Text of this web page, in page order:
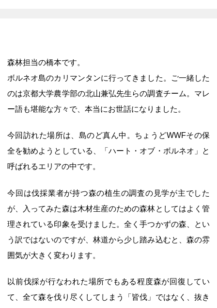
森林担当の橋本です。
ボルネオ島のカリマンタンに行ってきました。ご一緒した
のは京都大学農学部の北山兼弘先生らの調査チーム。マレ
ー語も堪能な方々で、本当にお世話になりました。
今回訪れた場所は、島のど真ん中。ちょうどWWFその保
全を勧めようとしている、「ハート・オブ・ボルネオ」と
呼ばれるエリアの中です。
今回は伐採業者が持つ森の植生の調査の見学が主でした
が、入ってみた森は木材生産のための森林としてはよく管
理されている印象を受けました。全く手つかずの森、とい
う訳ではないのですが、林道から少し踏み込むと、森の雰
囲気が大きく変わります。
以前伐採が行なわれた場所でもある程度森が回復してい
て、全て森を伐り尽くしてしまう「皆伐」ではなく、抜き